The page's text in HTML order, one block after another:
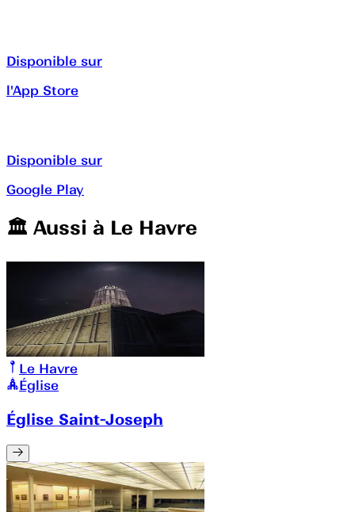
Disponible sur
l'App Store
Disponible sur
Google Play
🏛️️ Aussi à Le Havre
Le Havre
Église
Église Saint-Joseph